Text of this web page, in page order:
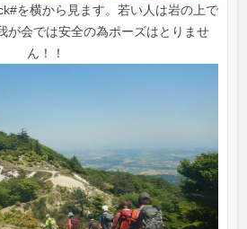
を横から見ます。若い人は岩の上で
が会では安全の為ポーズはとりませ
ん！！